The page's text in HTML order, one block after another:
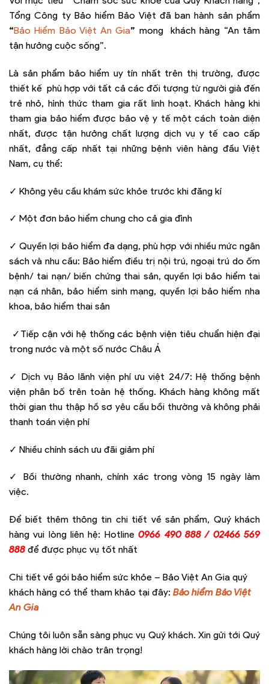
Tổng Công ty Bảo hiểm Bảo Việt đã ban hành sản phẩm
“Bảo Hiểm Bảo Việt An Gia” mong khách hàng “An tâm
tận hưởng cuộc sống”.
Là sản phẩm bảo hiểm uy tín nhất trên thị trường, được
thiết kế phù hợp với tất cả các đối tượng từ người già đến
trẻ nhỏ, hình thức tham gia rất linh hoạt. Khách hàng khi
tham gia bảo hiểm được bảo vệ y tế một cách toàn diện
nhất, được tận hưởng chất lượng dịch vụ y tế cao cấp
nhất, đẳng cấp nhất tại những bệnh viên hàng đầu Việt
Nam, cụ thể:
✓ Không yêu cầu khám sức khỏe trước khi đăng kí
✓ Một đơn bảo hiểm chung cho cả gia đình
✓ Quyền lợi bảo hiểm đa dạng, phù hợp với nhiều mức ngân
sách và nhu cầu: Bảo hiểm điều trị nội trú, ngoại trú do ốm
bệnh/ tai nạn/ biến chứng thai sản, quyền lợi bảo hiểm tai
nạn cá nhân, bảo hiểm sinh mạng, quyền lợi bảo hiểm nha
khoa, bảo hiểm thai sản
✓Tiếp cận với hệ thống các bệnh viện tiêu chuẩn hiện đại
trong nước và một số nước Châu Á
✓ Dịch vụ Bảo lãnh viện phí ưu việt 24/7: Hệ thống bệnh
viện phân bố trên toàn hệ thống. Khách hàng không mất
thời gian thu thập hồ sơ yêu cầu bồi thường và không phải
thanh toán viện phí
✓ Nhiều chính sách ưu đãi giảm phí
✓ Bồi thường nhanh, chính xác trong vòng 15 ngày làm
việc.
Để biết thêm thông tin chi tiết về sản phẩm, Quý khách
hàng vui lòng liên hệ: Hotline0966 490 888 / 02466 569
888 để được phục vụ tốt nhất
Chi tiết về gói bảo hiểm sức khỏe – Bảo Việt An Gia quý
khách hàng có thể tham khảo tại đây: Bảo hiểm Bảo Việt
An Gia
Chúng tôi luôn sẵn sàng phục vụ Quý khách. Xin gửi tới Quý
khách hàng lời chào trân trọng!